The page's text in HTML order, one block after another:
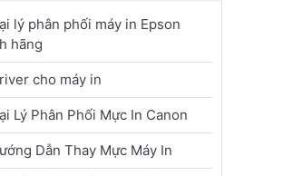
lý phân phối máy in Epson
hãng
cho máy in
Lý Phân Phối Mực In Canon
Dẫn Thay Mực Máy In